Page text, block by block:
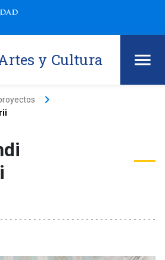
y Cultura
keyboard_arrow_right